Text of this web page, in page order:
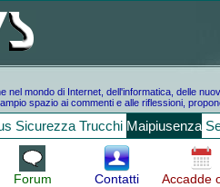
mondo di Internet, dell'informatica, delle
spazio ai commenti e alle riflessioni,
Sicurezza Trucchi Maipiusenza
Forum Contatti Accadde